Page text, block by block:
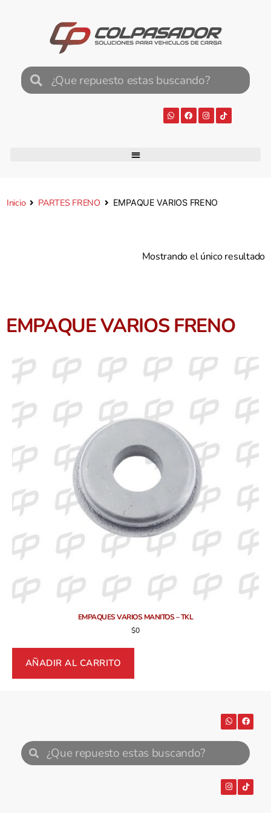
Inicio PARTES FRENO EMPAQUE VARIOS FRENO
Mostrando el único resultado
EMPAQUE VARIOS FRENO
EMPAQUES VARIOS MANITOS – TKL
$0
AÑADIR AL CARRITO